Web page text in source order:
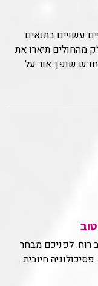
עשויים בתנאים
מהחולים תיארו את
שופך אור על
רוח. לפניכם מבחר
חיובית.